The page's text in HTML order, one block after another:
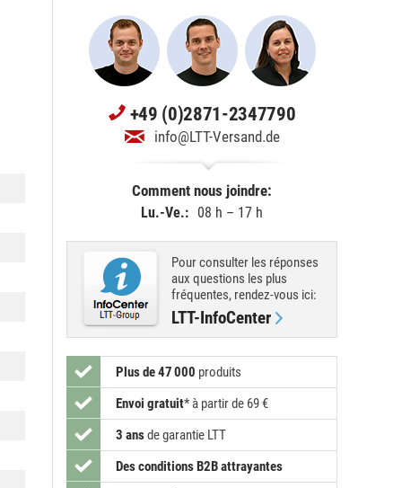
+49 (0)2871-2347790
info@LTT-Versand.de
Comment nous joindre:
Lu.-Ve.: 08 h – 17 h
Pour consulter les réponses
aux questions les plus
fréquentes, rendez-vous ici:
LTT-InfoCenter
Plus de 47 000 produits
Envoi gratuit* à partir de 69 €
3 ansde garantie LTT
Des conditions B2B attrayantes